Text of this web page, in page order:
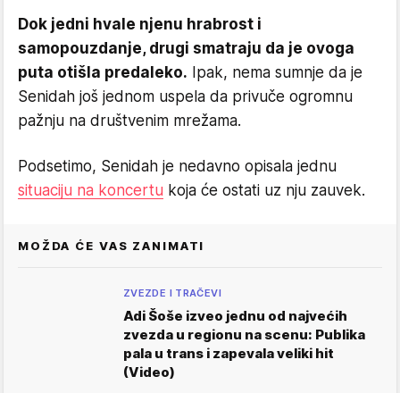
Dok jedni hvale njenu hrabrost i
samopouzdanje, drugi smatraju da je ovoga
puta otišla predaleko. Ipak, nema sumnje da je
Senidah još jednom uspela da privuče ogromnu
pažnju na društvenim mrežama.
Podsetimo, Senidah je nedavno opisala jednu
situaciju na koncertu koja će ostati uz nju zauvek.
MOŽDA ĆE VAS ZANIMATI
ZVEZDE I TRAČEVI
Adi Šoše izveo jednu od najvećih
zvezda u regionu na scenu: Publika
pala u trans i zapevala veliki hit
(Video)